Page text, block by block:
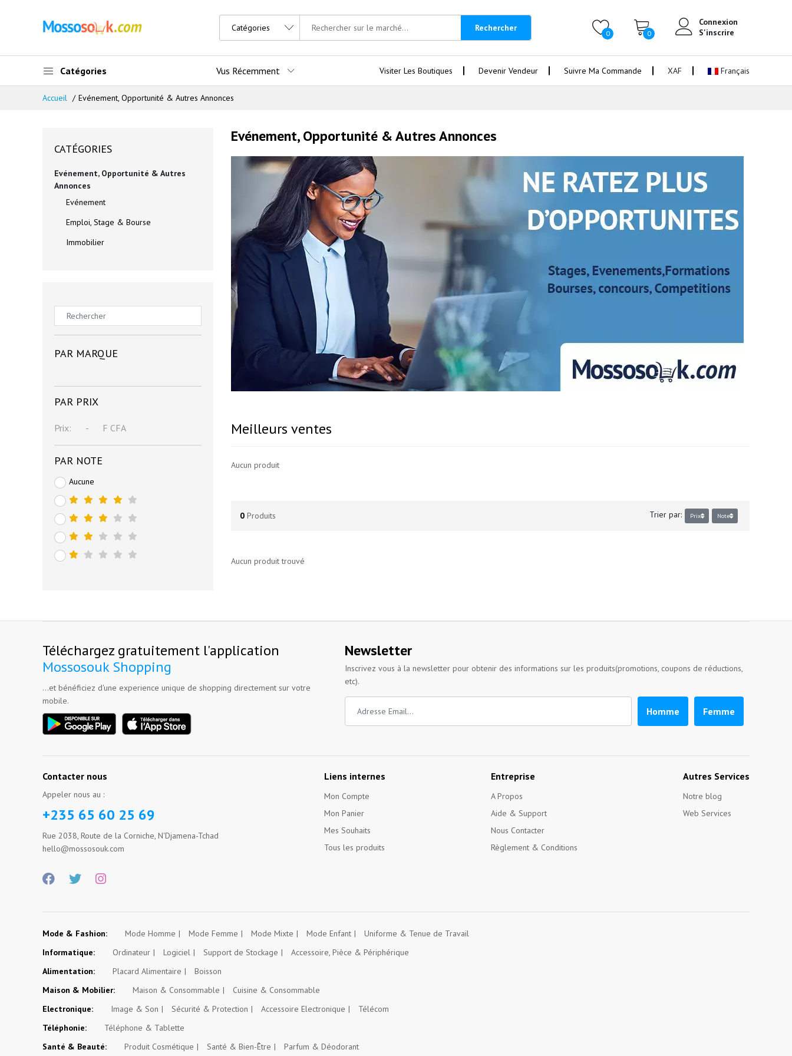
Rechercher
0 0
Connexion
S'inscrire
Catégories Vus Récemment Visiter Les Boutiques Devenir Vendeur Suivre Ma Commande XAF Français
Accueil Evénement, Opportunité & Autres Annonces
CATÉGORIES
Evénement, Opportunité & Autres
Annonces
Evénement
Emploi, Stage & Bourse
Immobilier
PAR MARQUE
PAR PRIX
Prix: - F CFA
PAR NOTE
Aucune
Evénement, Opportunité & Autres Annonces
Meilleurs ventes
Aucun produit
0 Produits Trier par: Prix Note
Aucun produit trouvé
Téléchargez gratuitement l'application
Mossosouk Shopping
...et bénéficiez d'une experience unique de shopping directement sur votre
mobile.
Newsletter
Inscrivez vous à la newsletter pour obtenir des informations sur les produits(promotions, coupons de réductions,
etc).
Homme Femme
Contacter nous
Appeler nous au :
+235 65 60 25 69
Rue 2038, Route de la Corniche, N'Djamena-Tchad
hello@mossosouk.com
Liens internes
Mon Compte
Mon Panier
Mes Souhaits
Tous les produits
Entreprise
A Propos
Aide & Support
Nous Contacter
Règlement & Conditions
Autres Services
Notre blog
Web Services
Mode & Fashion: Mode Homme Mode Femme Mode Mixte Mode Enfant
Uniforme & Tenue de Travail
Informatique:
Ordinateur Logiciel Support de Stockage
Accessoire, Pièce & Périphérique
Alimentation:
Placard Alimentaire
Boisson
Maison & Mobilier:
Maison & Consommable
Cuisine & Consommable
Electronique:
Image & Son Sécurité & Protection Accessoire Electronique
Télécom
Téléphonie:
Téléphone & Tablette
Santé & Beauté:
Produit Cosmétique Santé & Bien-Être Parfum & Déodorant